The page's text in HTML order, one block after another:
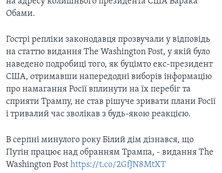
Обами.
Гострі репліки законодавця прозвучали у відповідь
на статтю видання The Washington Post, у якій було
наведено подробиці того, як буцімто екс-президент
США, отримавши напередодні виборів інформацію
про намагання Росії вплинути на їх перебіг та
сприяти Трампу, не став рішуче зривати плани Росії
і тривалий час зволікав з будь-якою реакцією.
В серпні минулого року Білий дім дізнався, що
Путін працює над обранням Трампа, - видання The
Washington Post https://t.co/2GfJN8MtXT